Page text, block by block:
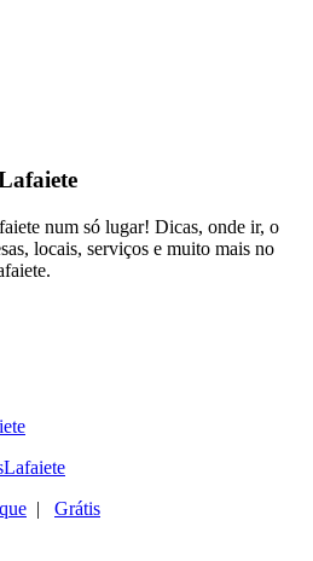
num só lugar! Dicas, onde ir, o
locais, serviços e muito mais no
| Grátis